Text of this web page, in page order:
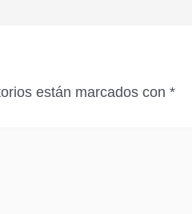
están marcados con *